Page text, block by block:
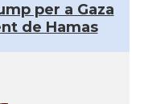
per a Gaza
de Hamas